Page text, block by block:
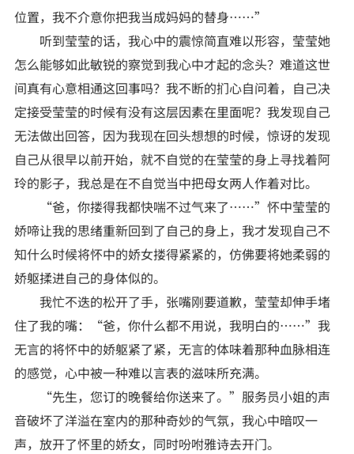
位置，我不介意你把我当成妈妈的替身……”
听到莹莹的话，我心中的震惊简直难以形容，莹莹她
怎么能够如此敏锐的察觉到我心中才起的念头？难道这世
间真有心意相通这回事吗？我不断的扪心自问着，自己决
定接受莹莹的时候有没有这层因素在里面呢？我发现自己
无法做出回答，因为我现在回头想想的时候，惊讶的发现
自己从很早以前开始，就不自觉的在莹莹的身上寻找着阿
玲的影子，我总是在不自觉当中把母女两人作着对比。
“爸，你搂得我都快喘不过气来了……”怀中莹莹的
娇啼让我的思绪重新回到了自己的身上，我才发现自己不
知什么时候将怀中的娇女搂得紧紧的，仿佛要将她柔弱的
娇躯揉进自己的身体似的。
我忙不迭的松开了手，张嘴刚要道歉，莹莹却伸手堵
住了我的嘴：“爸，你什么都不用说，我明白的……”我
无言的将怀中的娇躯紧了紧，无言的体味着那种血脉相连
的感觉，心中被一种难以言表的滋味所充满。
“先生，您订的晚餐给你送来了。”服务员小姐的声
音破坏了洋溢在室内的那种奇妙的气氛，我心中暗叹一
声，放开了怀里的娇女，同时吩咐雅诗去开门。